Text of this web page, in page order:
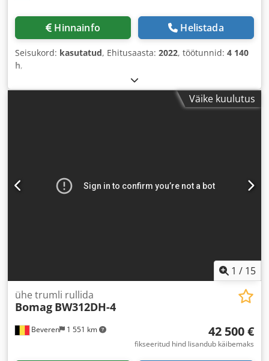
Hinnainfo Helistada
Seisukord: kasutatud, Ehitusaasta: 2022, töötunnid: 4 140
h,
Väike kuulutus
1 / 15
Beveren 1 551 km
ühe trumli rullida
Bomag BW312DH-4
42 500 €
fikseeritud hind lisandub käibemaks